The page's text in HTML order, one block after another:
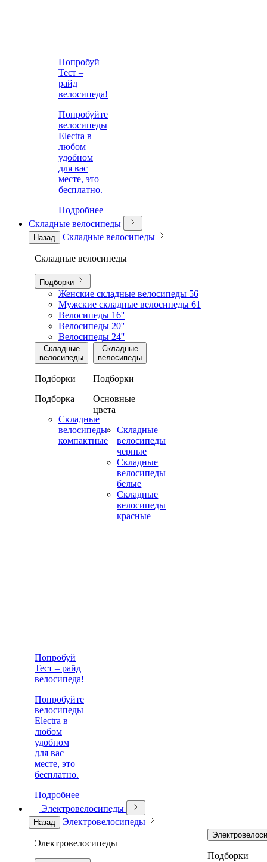
Попробуй
Тест –
райд
велосипеда!
Попробуйте
велосипеды
Electra в
любом
удобном
для вас
месте, это
бесплатно.
Подробнее
Складные велосипеды
Назад Складные велосипеды
Складные велосипеды
Подборки
Женские складные велосипеды 56
Мужские складные велосипеды 61
Велосипеды 16''
Велосипеды 20''
Велосипеды 24''
Складные
велосипеды
Подборки
Подборка
Складные
велосипеды
компактные
Складные
велосипеды
Подборки
Основные
цвета
Складные
велосипеды
черные
Складные
велосипеды
белые
Складные
велосипеды
красные
Попробуй
Тест – райд
велосипеда!
Попробуйте
велосипеды
Electra в
любом
удобном
для вас
месте, это
бесплатно.
Подробнее
Электровелосипеды
Назад Электровелосипеды
Электровелосипеды
Подборки